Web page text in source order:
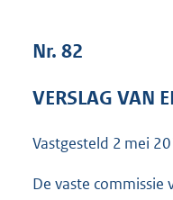
Nr. 82
VERSLAG VAN
Vastgesteld 2 mei
De vaste commissie